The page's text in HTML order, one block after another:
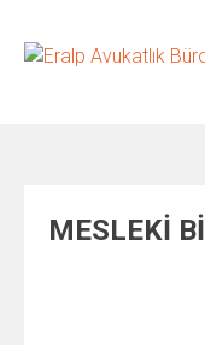
content
MESLEKİ